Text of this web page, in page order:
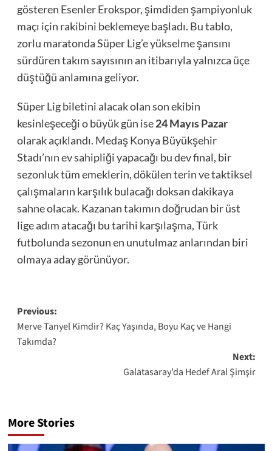
gösteren Esenler Erokspor, şimdiden şampiyonluk
maçı için rakibini beklemeye başladı. Bu tablo,
zorlu maratonda Süper Lig’e yükselme şansını
sürdüren takım sayısının an itibarıyla yalnızca üçe
düştüğü anlamına geliyor.
Süper Lig biletini alacak olan son ekibin
kesinleşeceği o büyük gün ise24 Mayıs Pazar
olarak açıklandı. Medaş Konya Büyükşehir
Stadı’nın ev sahipliği yapacağı bu dev final, bir
sezonluk tüm emeklerin, dökülen terin ve taktiksel
çalışmaların karşılık bulacağı doksan dakikaya
sahne olacak. Kazanan takımın doğrudan bir üst
lige adım atacağı bu tarihi karşılaşma, Türk
futbolunda sezonun en unutulmaz anlarından biri
olmaya aday görünüyor.
Post
navigation
Previous:
Merve Tanyel Kimdir? Kaç Yaşında, Boyu Kaç ve Hangi
Takımda?
Next:
Galatasaray’da Hedef Aral Şimşir
More Stories